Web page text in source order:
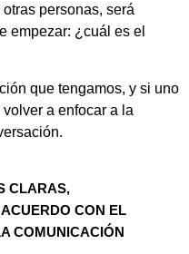
personas, será
empezar: ¿cuál es el
que tengamos, y si uno
a enfocar a la
CLARAS,
CON EL
COMUNICACIÓN